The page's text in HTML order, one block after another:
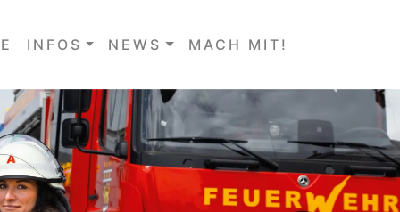
INFOS NEWS MACH MIT!